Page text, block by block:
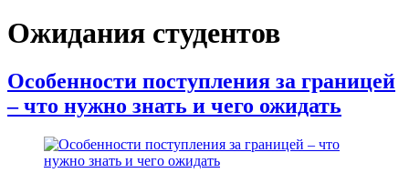
Ожидания студентов
Особенности поступления за границей
– что нужно знать и чего ожидать